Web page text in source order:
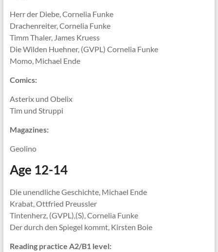
Herr der Diebe, Cornelia Funke
Drachenreiter, Cornelia Funke
Timm Thaler, James Kruess
Die Wilden Huehner, (GVPL) Cornelia Funke
Momo, Michael Ende
Comics:
Asterix und Obelix
Tim und Struppi
Magazines:
Geolino
Age 12-14
Die unendliche Geschichte, Michael Ende
Krabat, Ottfried Preussler
Tintenherz, (GVPL),(S), Cornelia Funke
Der durch den Spiegel kommt, Kirsten Boie
Reading practice A2/B1 level: